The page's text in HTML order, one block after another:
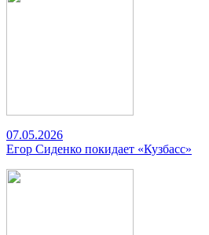
07.05.2026
Егор Сиденко покидает «Кузбасс»